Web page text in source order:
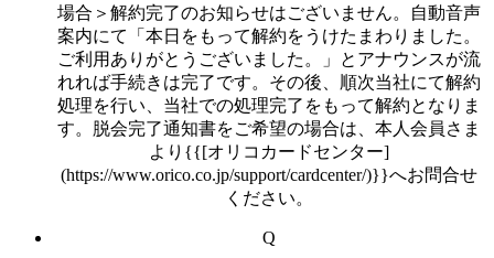
場合＞解約完了のお知らせはございません。自動音声
案内にて「本日をもって解約をうけたまわりました。
ご利用ありがとうございました。」とアナウンスが流
れれば手続きは完了です。その後、順次当社にて解約
処理を行い、当社での処理完了をもって解約となりま
す。脱会完了通知書をご希望の場合は、本人会員さま
より{{[オリコカードセンター]
(https://www.orico.co.jp/support/cardcenter/)}}へお問合せ
ください。
Q